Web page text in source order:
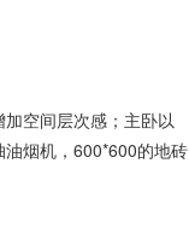
空间层次感； 主卧以
油烟机，600*600的地砖